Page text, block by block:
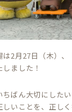
は2月27日（木）
ました！
ちばん大切にした
しいことを、正し